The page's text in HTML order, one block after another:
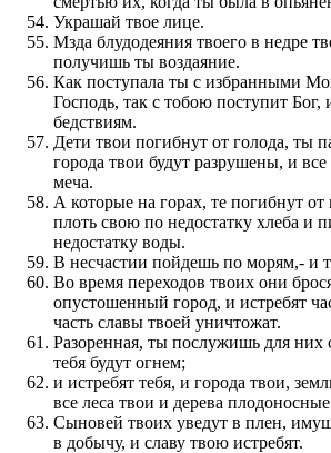
Украшай твое лице.
Мзда блудодеяния твоего в недре
получишь ты воздаяние.
Как поступала ты с избранными
Господь, так с тобою поступит Бог,
бедствиям.
Дети твои погибнут от голода, ты
города твои будут разрушены, и
меча.
А которые на горах, те погибнут от
плоть свою по недостатку хлеба и
недостатку воды.
В несчастии пойдешь по морям,- и
Во время переходов твоих они
опустошенный город, и истребят
часть славы твоей уничтожат.
Разоренная, ты послужишь для них
тебя будут огнем;
и истребят тебя, и города твои,
все леса твои и дерева
Сыновей твоих уведут в плен,
в добычу, и славу твою истребят.